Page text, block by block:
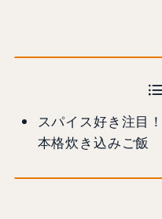
スパイス好き注目
本格炊き込みご飯